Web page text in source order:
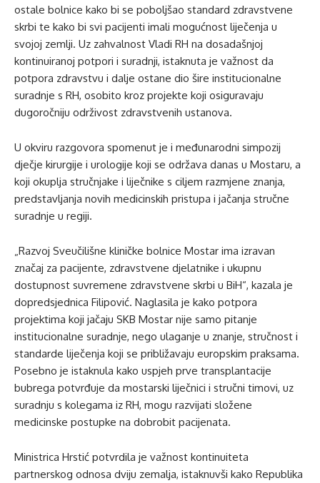
ostale bolnice kako bi se poboljšao standard zdravstvene
skrbi te kako bi svi pacijenti imali mogućnost liječenja u
svojoj zemlji. Uz zahvalnost Vladi RH na dosadašnjoj
kontinuiranoj potpori i suradnji, istaknuta je važnost da
potpora zdravstvu i dalje ostane dio šire institucionalne
suradnje s RH, osobito kroz projekte koji osiguravaju
dugoročniju održivost zdravstvenih ustanova.
U okviru razgovora spomenut je i međunarodni simpozij
dječje kirurgije i urologije koji se održava danas u Mostaru, a
koji okuplja stručnjake i liječnike s ciljem razmjene znanja,
predstavljanja novih medicinskih pristupa i jačanja stručne
suradnje u regiji.
„Razvoj Sveučilišne kliničke bolnice Mostar ima izravan
značaj za pacijente, zdravstvene djelatnike i ukupnu
dostupnost suvremene zdravstvene skrbi u BiH“, kazala je
dopredsjednica Filipović. Naglasila je kako potpora
projektima koji jačaju SKB Mostar nije samo pitanje
institucionalne suradnje, nego ulaganje u znanje, stručnost i
standarde liječenja koji se približavaju europskim praksama.
Posebno je istaknula kako uspjeh prve transplantacije
bubrega potvrđuje da mostarski liječnici i stručni timovi, uz
suradnju s kolegama iz RH, mogu razvijati složene
medicinske postupke na dobrobit pacijenata.
Ministrica Hrstić potvrdila je važnost kontinuiteta
partnerskog odnosa dviju zemalja, istaknuvši kako Republika